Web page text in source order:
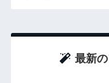
最新